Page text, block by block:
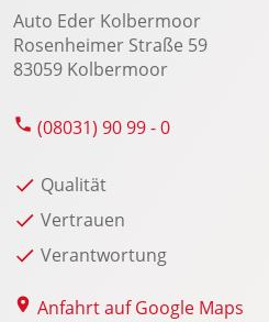
Nebelscheinwerfer
Notbremsassistent
Power KeyFree-Startfunktion
Privacy-Verglasung
Auto Eder Kolbermoor
Rosenheimer Straße 59
83059 Kolbermoor
(08031) 90 99 - 0
Qualität
Vertrauen
Verantwortung
Anfahrt auf Google Maps